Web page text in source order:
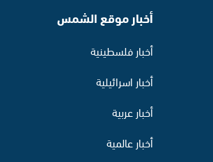
أخبار موقع الشمس
أخبار فلسطينية
أخبار اسرائيلية
أخبار عربية
أخبار عالمية